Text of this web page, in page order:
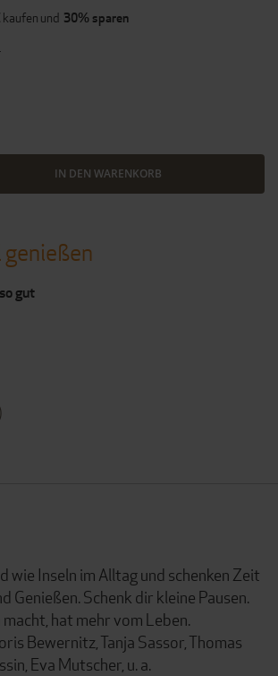
gut
kaufen und 30% sparen
IN DEN WARENKORB
wie Inseln im Alltag und schenken Zeit
Genießen. Schenk dir kleine Pausen.
hat mehr vom Leben.
Bewernitz, Tanja Sassor, Thomas
Eva Mutscher, u. a.